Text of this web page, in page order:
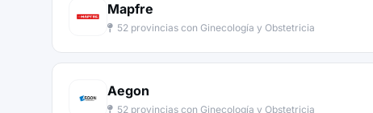
Mapfre
52 provincias con Ginecología y Obstetricia
Aegon
52 provincias con Ginecología y Obstetricia